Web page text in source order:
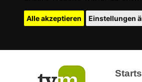
Alle akzeptieren Einstellungen